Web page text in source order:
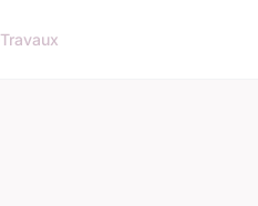
Travaux